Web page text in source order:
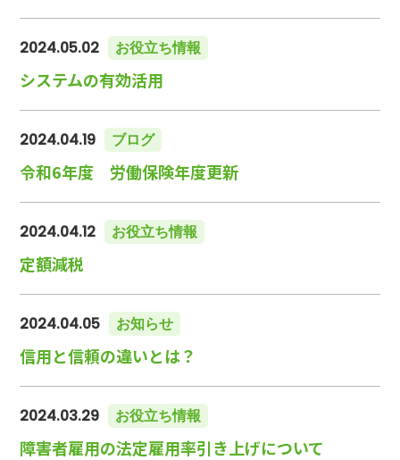
2024.05.02 お役立ち情報
システムの有効活用
2024.04.19 ブログ
令和6年度 労働保険年度更新
2024.04.12 お役立ち情報
定額減税
2024.04.05 お知らせ
信用と信頼の違いとは？
2024.03.29 お役立ち情報
障害者雇用の法定雇用率引き上げについて